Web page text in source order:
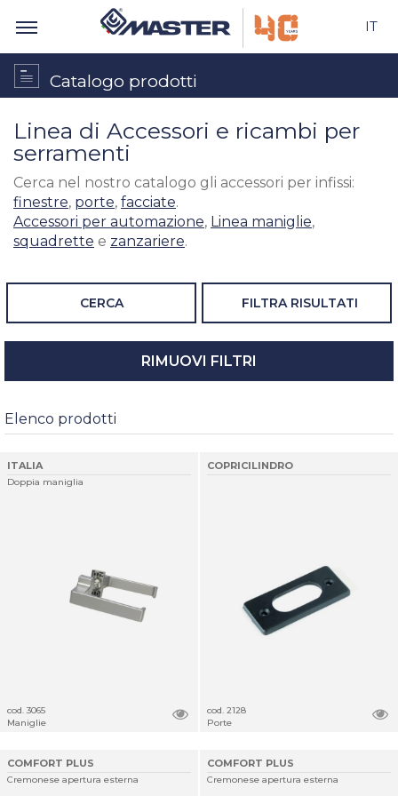
IT
Catalogo prodotti
Linea di Accessori e ricambi per
serramenti
Cerca nel nostro catalogo gli accessori per infissi:
finestre, porte, facciate.
Accessori per automazione, Linea maniglie,
squadrette e zanzariere.
CERCA FILTRA RISULTATI
RIMUOVI FILTRI
Elenco prodotti
ITALIA
Doppia maniglia
cod. 3065
Maniglie
COPRICILINDRO
cod. 2128
Porte
COMFORT PLUS
Cremonese apertura esterna
COMFORT PLUS
Cremonese apertura esterna